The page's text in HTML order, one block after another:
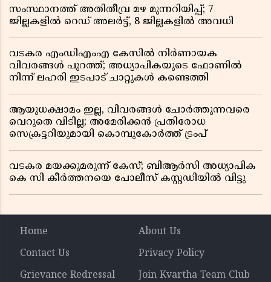
സംസ്ഥാനത്ത് അതിതീവ്ര മഴ മുന്നറിയിപ്പ്; 7
ജില്ലകളിൽ റെഡ് അലർട്ട്, 8 ജില്ലകളിൽ അവധി
വടകര എംഡിഎംഎ കേസിൽ നിർണായക
വിവരങ്ങൾ പുറത്ത്; അധ്യാപികയുടെ ഫോണിൽ
നിന്ന് ലഹരി ഇടപാട് ചാറ്റുകൾ കണ്ടെത്തി
ആയുധക്ഷാമം ഇല്ല, വിവരങ്ങൾ ചോർത്തുന്നവരെ
വെറുതെ വിടില്ല; അമേരിക്കൻ പ്രതിരോധ
സെക്രട്ടറിയുമായി കൊമ്പുകോർത്ത് ട്രംപ്
വടകര മയക്കുമരുന്ന് കേസ്; ബിആർസി അധ്യാപിക
കെ സി കീർത്തനയെ പോലീസ് കസ്റ്റഡിയിൽ വിട്ടു
Home
About Us
Contact Us
Privacy Policy
Grievance Redressal
Join Kvartha Team Club